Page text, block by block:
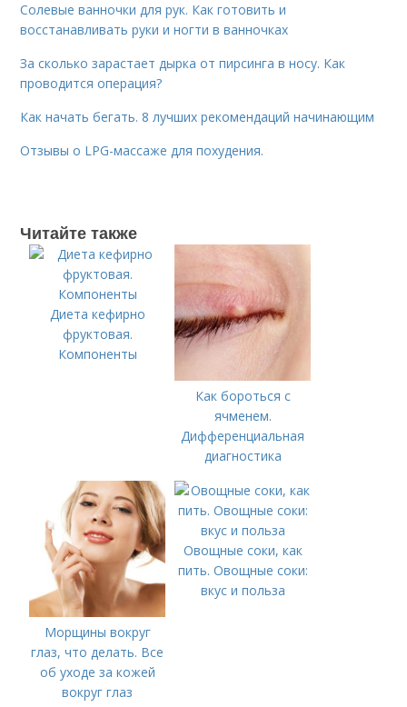
Солевые ванночки для рук. Как готовить и
восстанавливать руки и ногти в ванночках
За сколько зарастает дырка от пирсинга в носу. Как
проводится операция?
Как начать бегать. 8 лучших рекомендаций начинающим
Отзывы о LPG-массаже для похудения.
Читайте также
Диета кефирно
фруктовая.
Компоненты
Как бороться с
ячменем.
Дифференциальная
диагностика
Морщины вокруг
глаз, что делать. Все
об уходе за кожей
вокруг глаз
Овощные соки, как
пить. Овощные соки:
вкус и польза